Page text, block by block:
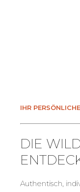
IHR
DIE
Authentisch,